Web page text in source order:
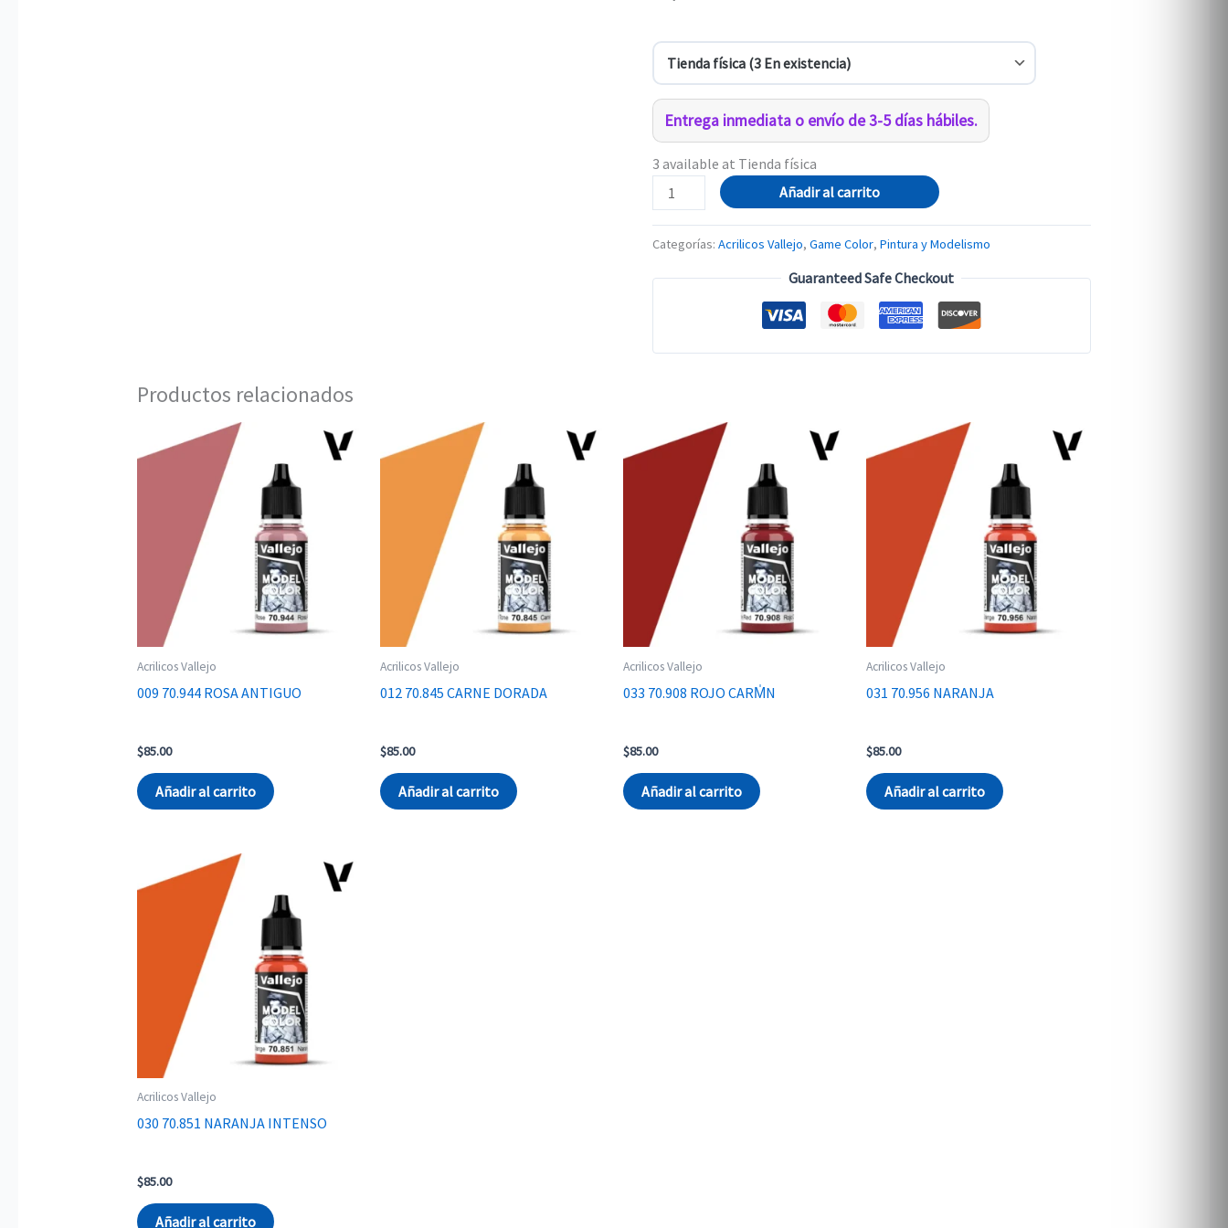
Entrega inmediata o envío de 3-5 días hábiles.
3 available at Tienda física
72.049
GRIS
MURALLA
Añadir al carrito
Categorías: Acrilicos Vallejo, Game Color, Pintura y Modelismo
Guaranteed Safe Checkout
Productos relacionados
Acrilicos Vallejo
009 70.944 ROSA ANTIGUO
$85.00
Añadir al carrito
Acrilicos Vallejo
012 70.845 CARNE DORADA
$85.00
Añadir al carrito
Acrilicos Vallejo
033 70.908 ROJO CARM̍N
$85.00
Añadir al carrito
Acrilicos Vallejo
031 70.956 NARANJA
$85.00
Añadir al carrito
Acrilicos Vallejo
030 70.851 NARANJA INTENSO
$85.00
Añadir al carrito